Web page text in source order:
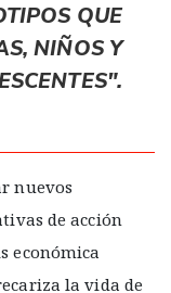
QUE
NIÑOS Y
nuevos
de acción
económica
la vida de